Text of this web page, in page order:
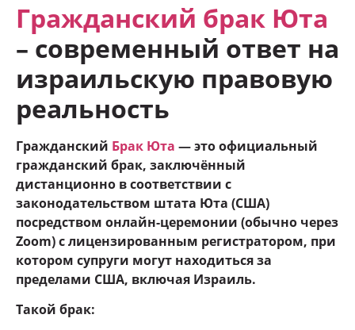
Гражданский брак Юта
– современный ответ на
израильскую правовую
реальность
Гражданский Брак Юта — это официальный
гражданский брак, заключённый
дистанционно в соответствии с
законодательством штата Юта (США)
посредством онлайн-церемонии (обычно через
Zoom) с лицензированным регистратором, при
котором супруги могут находиться за
пределами США, включая Израиль.
Такой брак: